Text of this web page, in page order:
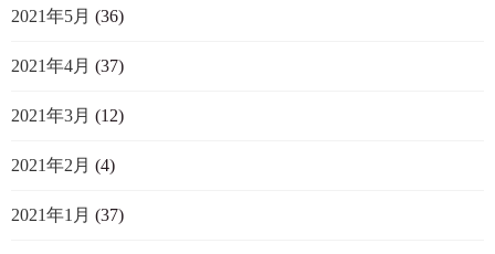
2021年5月 (36)
2021年4月 (37)
2021年3月 (12)
2021年2月 (4)
2021年1月 (37)